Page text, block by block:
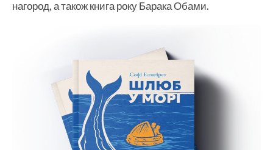
нагород, а також книга року Барака Обами.